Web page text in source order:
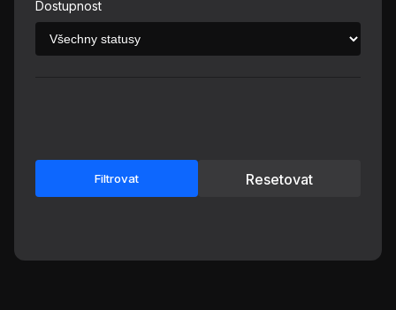
Dostupnost
Filtrovat Resetovat